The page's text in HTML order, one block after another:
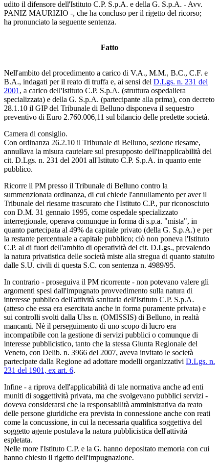
udito il difensore dell'Istituto C.P. S.p.A. e della G. S.p.A. - Avv.
PANIZ MAURIZIO -, che ha concluso per il rigetto del ricorso;
ha pronunciato la seguente sentenza.
Fatto
Nell'ambito del procedimento a carico di V.A., M.M., B.C., C.F. e
B.A., indagati per il reato di truffa e, ai sensi del D.Lgs. n. 231 del
2001 , a carico dell'Istituto C.P. S.p.A. (struttura ospedaliera
specializzata) e della G. S.p.A. (partecipante alla prima), con decreto
28.1.10 il GIP del Tribunale di Belluno disponeva il sequestro
preventivo di Euro 2.760.006,11 sul bilancio delle predette società.
Camera di consiglio.
Con ordinanza 26.2.10 il Tribunale di Belluno, sezione riesame,
annullava la misura cautelare sul presupposto dell'inapplicabilità del
cit. D.Lgs. n. 231 del 2001 all'Istituto C.P. S.p.A. in quanto ente
pubblico.
Ricorre il PM presso il Tribunale di Belluno contro la
summenzionata ordinanza, di cui chiede l'annullamento per aver il
Tribunale del riesame trascurato che l'Istituto C.P., pur riconosciuto
con D.M. 31 gennaio 1995, come ospedale specializzato
interregionale, operava comunque in forma di s.p.a. "mista", in
quanto partecipata al 49% da capitale privato (della G. S.p.A.) e per
la restante percentuale a capitale pubblico; ciò non poneva l'Istituto
C.P. al di fuori dell'ambito di operatività del cit. D.Lgs., prevalendo
la natura privatistica delle società miste alla stregua di quanto statuito
dalle S.U. civili di questa S.C. con sentenza n. 4989/95.
In contrario - proseguiva il PM ricorrente - non potevano valere gli
argomenti spesi dall'impugnato provvedimento sulla natura di
interesse pubblico dell'attività sanitaria dell'Istituto C.P. S.p.A.
(atteso che essa era esercitata anche in forma puramente privata) e
sui controlli svolti dalla Ulss n. (OMISSIS) di Belluno, in realtà
mancanti. Nè il perseguimento di uno scopo di lucro era
incompatibile con la gestione di servizi pubblici o comunque di
interesse pubblicistico, tanto che la stessa Giunta Regionale del
Veneto, con Delib. n. 3966 del 2007, aveva invitato le società
partecipate dalla Regione ad adottare modelli organizzativi D.Lgs. n.
231 del 1901, ex art. 6.
Infine - a riprova dell'applicabilità di tale normativa anche ad enti
muniti di soggettività privata, ma che svolgevano pubblici servizi -
doveva considerarsi che la responsabilità amministrativa da reato
delle persone giuridiche era prevista in connessione anche con reati
come la concussione, in cui la necessaria qualifica soggettiva del
soggetto agente postulava la natura pubblicistica dell'attività
espletata.
Nelle more l'Istituto C.P. e la G. hanno depositato memoria con cui
hanno chiesto il rigetto dell'impugnazione.